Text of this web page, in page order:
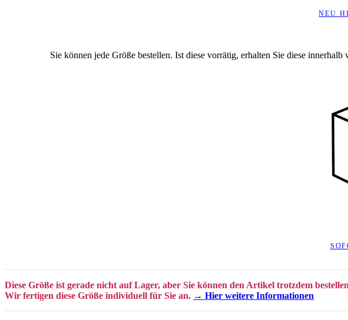
NEU
Sie können jede Größe bestellen. Ist diese vorrätig, erhalten Sie diese
Diese Größe ist gerade nicht auf Lager, aber Sie können den Artikel trotzdem
Wir fertigen diese Größe individuell für Sie an. → Hier weitere Informationen